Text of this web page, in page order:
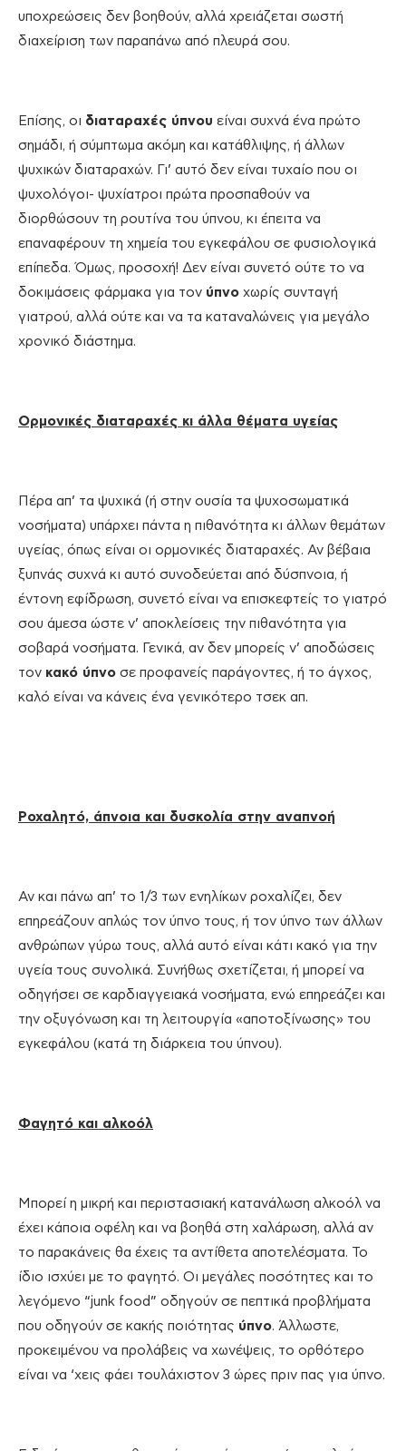
υποχρεώσεις δεν βοηθούν, αλλά χρειάζεται σωστή
διαχείριση των παραπάνω από πλευρά σου.
Επίσης, οι διαταραχές ύπνου είναι συχνά ένα πρώτο
σημάδι, ή σύμπτωμα ακόμη και κατάθλιψης, ή άλλων
ψυχικών διαταραχών. Γι’ αυτό δεν είναι τυχαίο που οι
ψυχολόγοι- ψυχίατροι πρώτα προσπαθούν να
διορθώσουν τη ρουτίνα του ύπνου, κι έπειτα να
επαναφέρουν τη χημεία του εγκεφάλου σε φυσιολογικά
επίπεδα. Όμως, προσοχή! Δεν είναι συνετό ούτε το να
δοκιμάσεις φάρμακα για τον ύπνο χωρίς συνταγή
γιατρού, αλλά ούτε και να τα καταναλώνεις για μεγάλο
χρονικό διάστημα.
Ορμονικές διαταραχές κι άλλα θέματα υγείας
Πέρα απ’ τα ψυχικά (ή στην ουσία τα ψυχοσωματικά
νοσήματα) υπάρχει πάντα η πιθανότητα κι άλλων θεμάτων
υγείας, όπως είναι οι ορμονικές διαταραχές. Αν βέβαια
ξυπνάς συχνά κι αυτό συνοδεύεται από δύσπνοια, ή
έντονη εφίδρωση, συνετό είναι να επισκεφτείς το γιατρό
σου άμεσα ώστε ν’ αποκλείσεις την πιθανότητα για
σοβαρά νοσήματα. Γενικά, αν δεν μπορείς ν’ αποδώσεις
τον κακό ύπνο σε προφανείς παράγοντες, ή το άγχος,
καλό είναι να κάνεις ένα γενικότερο τσεκ απ.
Ροχαλητό, άπνοια και δυσκολία στην αναπνοή
Αν και πάνω απ’ το 1/3 των ενηλίκων ροχαλίζει, δεν
επηρεάζουν απλώς τον ύπνο τους, ή τον ύπνο των άλλων
ανθρώπων γύρω τους, αλλά αυτό είναι κάτι κακό για την
υγεία τους συνολικά. Συνήθως σχετίζεται, ή μπορεί να
οδηγήσει σε καρδιαγγειακά νοσήματα, ενώ επηρεάζει και
την οξυγόνωση και τη λειτουργία «αποτοξίνωσης» του
εγκεφάλου (κατά τη διάρκεια του ύπνου).
Φαγητό και αλκοόλ
Μπορεί η μικρή και περιστασιακή κατανάλωση αλκοόλ να
έχει κάποια οφέλη και να βοηθά στη χαλάρωση, αλλά αν
το παρακάνεις θα έχεις τα αντίθετα αποτελέσματα. Το
ίδιο ισχύει με το φαγητό. Οι μεγάλες ποσότητες και το
λεγόμενο “junk food” οδηγούν σε πεπτικά προβλήματα
που οδηγούν σε κακής ποιότητας ύπνο. Άλλωστε,
προκειμένου να προλάβεις να χωνέψεις, το ορθότερο
είναι να ‘χεις φάει τουλάχιστον 3 ώρες πριν πας για ύπνο.